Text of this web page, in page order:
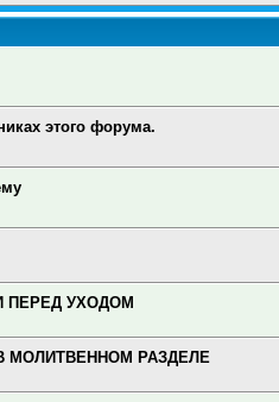
этого форума.
ПЕРЕД УХОДОМ
МОЛИТВЕННОМ РАЗДЕЛЕ